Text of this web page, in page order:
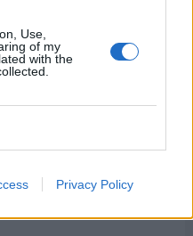
Use,
of my
with the
Privacy Policy
Youtube según
para el evento que